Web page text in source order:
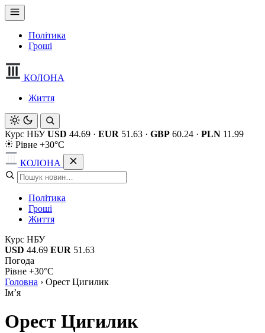
Політика
Гроші
КОЛОНА
Життя
Курс НБУ USD 44.69 · EUR 51.63 · GBP 60.24 · PLN 11.99
Рівне +30°C
КОЛОНА
Політика
Гроші
Життя
Курс НБУ
USD 44.69 EUR 51.63
Погода
Рівне +30°C
Головна › Орест Цигилик
Імʼя
Орест Цигилик